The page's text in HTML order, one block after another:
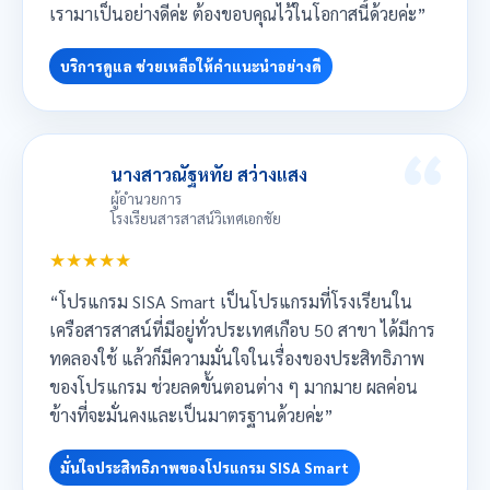
เรามาเป็นอย่างดีค่ะ ต้องขอบคุณไว้ในโอกาสนี้ด้วยค่ะ”
บริการดูแล ช่วยเหลือให้คำแนะนำอย่างดี
นางสาวณัฐหทัย สว่างแสง
ผู้อำนวยการ
โรงเรียนสารสาสน์วิเทศเอกชัย
★★★★★
“โปรแกรม SISA Smart เป็นโปรแกรมที่โรงเรียนใน
เครือสารสาสน์ที่มีอยู่ทั่วประเทศเกือบ 50 สาขา ได้มีการ
ทดลองใช้ แล้วก็มีความมั่นใจในเรื่องของประสิทธิภาพ
ของโปรแกรม ช่วยลดขั้นตอนต่าง ๆ มากมาย ผลค่อน
ข้างที่จะมั่นคงและเป็นมาตรฐานด้วยค่ะ”
มั่นใจประสิทธิภาพของโปรแกรม SISA Smart